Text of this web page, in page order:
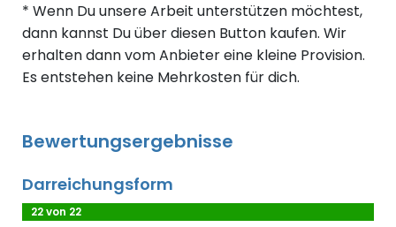
* Wenn Du unsere Arbeit unterstützen möchtest,
dann kannst Du über diesen Button kaufen. Wir
erhalten dann vom Anbieter eine kleine Provision.
Es entstehen keine Mehrkosten für dich.
Bewertungsergebnisse
Darreichungsform
22 von 22